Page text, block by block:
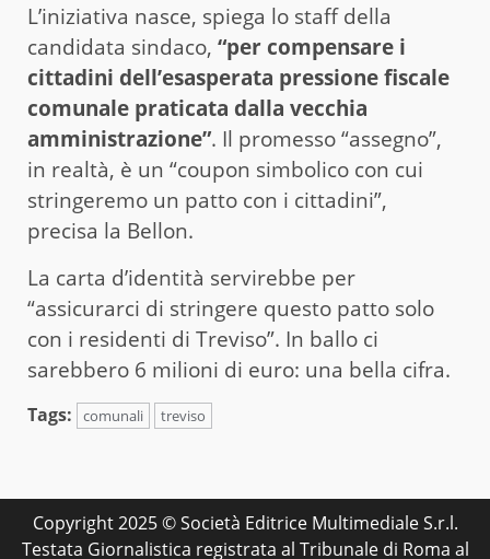
L’iniziativa nasce, spiega lo staff della
candidata sindaco, “per compensare i
cittadini dell’esasperata pressione fiscale
comunale praticata dalla vecchia
amministrazione”. Il promesso “assegno”,
in realtà, è un “coupon simbolico con cui
stringeremo un patto con i cittadini”,
precisa la Bellon.
La carta d’identità servirebbe per
“assicurarci di stringere questo patto solo
con i residenti di Treviso”. In ballo ci
sarebbero 6 milioni di euro: una bella cifra.
Tags: comunali treviso
Copyright 2025 © Società Editrice Multimediale S.r.l.
Testata Giornalistica registrata al Tribunale di Roma al